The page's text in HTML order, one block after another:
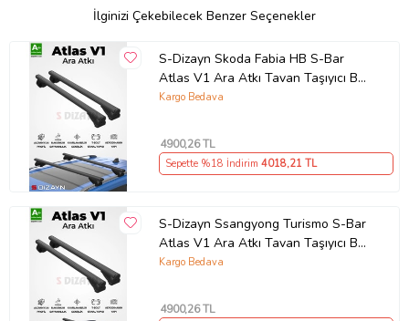
halindeyken tavan üzerindeki yükün 75 kg’ı aşmaması
• Tavan çıtası bulunmayan araçlarda kullanılmaz.
Ürün Kodu:kcm94204610
İlginizi Çekebilecek Benzer Seçenekler
S-Dizayn Skoda Fabia HB S-Bar
Atlas V1 Ara Atkı Tavan Taşıyıcı Barı
Siyah 130 Cm 2007-2010 A+ Kalite
Kargo Bedava
4900,26 TL
Sepette %18 İndirim 4018,21 TL
S-Dizayn Ssangyong Turismo S-Bar
Atlas V1 Ara Atkı Tavan Taşıyıcı Barı
Siyah 130 Cm 2013-2019 A+ Kalite
Kargo Bedava
4900,26 TL